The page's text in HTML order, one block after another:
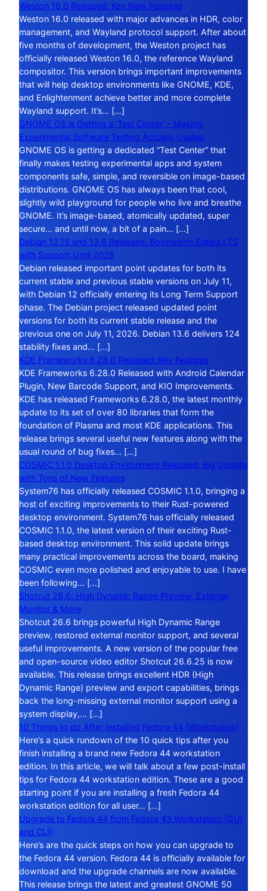
Weston 16.0 Released: Key New Features
Weston 16.0 released with major advances in HDR, color
management, and Wayland protocol support. After about
five months of development, the Weston project has
officially released Weston 16.0, the reference Wayland
compositor. This version brings important improvements
that will help desktop environments like GNOME, KDE,
and Enlightenment achieve better and more complete
Wayland support. It’s… […]
GNOME OS is Getting a ‘Test Center’ – Making
Experimental Software Testing Actually Usable
GNOME OS is getting a dedicated “Test Center” that
finally makes testing experimental apps and system
components safe, simple, and reversible on image-based
distributions. GNOME OS has always been that cool,
slightly wild playground for people who live and breathe
GNOME. It’s image-based, atomically updated, super
secure… and until now, a bit of a pain… […]
Debian 12.15 and 13.6 Released: Bookworm Enters LTS
with Support Until 2028
Debian released important point updates for both its
current stable and previous stable versions on July 11,
with Debian 12 officially entering its Long Term Support
phase. The Debian project released updated point
versions for both its current stable release and the
previous one on July 11, 2026. Debian 13.6 delivers 124
stability fixes and… […]
KDE Frameworks 6.28.0 Released: Key Features
KDE Frameworks 6.28.0 Released with Android Calendar
Plugin, New Barcode Support, and KIO Improvements.
KDE has released Frameworks 6.28.0, the latest monthly
update to its set of over 80 libraries that form the
foundation of Plasma and most KDE applications. This
release brings several useful new features along with the
usual round of bug fixes… […]
COSMIC 1.1.0 Desktop Environment Released: Big Update
with Tons of New Features
System76 has officially released COSMIC 1.1.0, bringing a
host of exciting improvements to their Rust-powered
desktop environment. System76 has officially released
COSMIC 1.1.0, the latest version of their exciting Rust-
based desktop environment. This solid update brings
many practical improvements across the board, making
COSMIC even more polished and enjoyable to use. I have
been following… […]
Shotcut 26.6: High Dynamic Range Preview, External
Monitor & More
Shotcut 26.6 brings powerful High Dynamic Range
preview, restored external monitor support, and several
useful improvements. A new version of the popular free
and open-source video editor Shotcut 26.6.25 is now
available. This release brings excellent HDR (High
Dynamic Range) preview and export capabilities, brings
back the long-missing external monitor support using a
system display,… […]
10 Things to do After Installing Fedora 44 (Workstation)
Here’s a quick rundown of the 10 quick tips after you
finish installing a brand new Fedora 44 workstation
edition. In this article, we will talk about a few post-install
tips for Fedora 44 workstation edition. These are a good
starting point if you are installing a fresh Fedora 44
workstation edition for all user… […]
Upgrade to Fedora 44 from Fedora 43 Workstation (GUI
and CLI)
Here’s are the quick steps on how you can upgrade to
the Fedora 44 version. Fedora 44 is officially available for
download and the upgrade channels are now available.
This release brings the latest and greatest GNOME 50